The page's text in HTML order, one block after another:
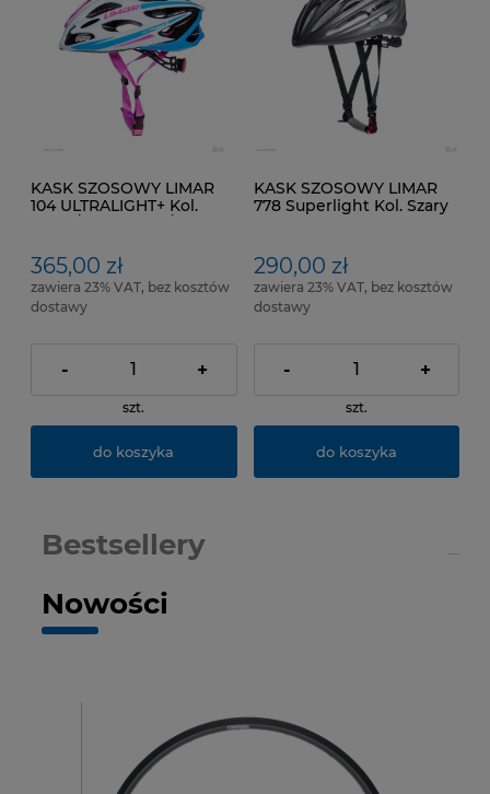
KASK SZOSOWY LIMAR
104 ULTRALIGHT+ Kol.
365,00 zł
zawiera 23% VAT, bez kosztów
dostawy
- +
szt.
do koszyka
KASK SZOSOWY LIMAR
778 Superlight Kol. Szary
290,00 zł
zawiera 23% VAT, bez kosztów
dostawy
- +
szt.
do koszyka
Nowości
Bestsellery